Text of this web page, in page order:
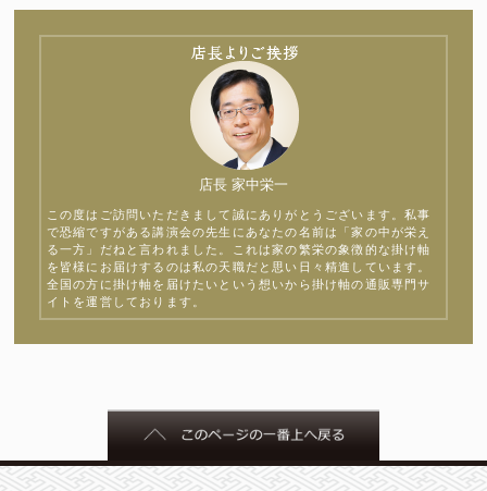
店長 家中栄一
この度はご訪問いただきまして誠にありがとうございます。私事
で恐縮ですがある講演会の先生にあなたの名前は「家の中が栄え
る一方」だねと言われました。これは家の繁栄の象徴的な掛け軸
を皆様にお届けするのは私の天職だと思い日々精進しています。
全国の方に掛け軸を届けたいという想いから掛け軸の通販専門サ
イトを運営しております。